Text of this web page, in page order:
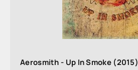
Aerosmith - Up In Smoke (2015)